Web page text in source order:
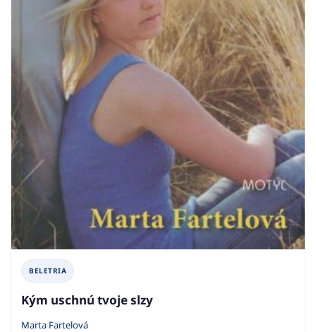
BELETRIA
Kým uschnú tvoje slzy
Marta Fartelová